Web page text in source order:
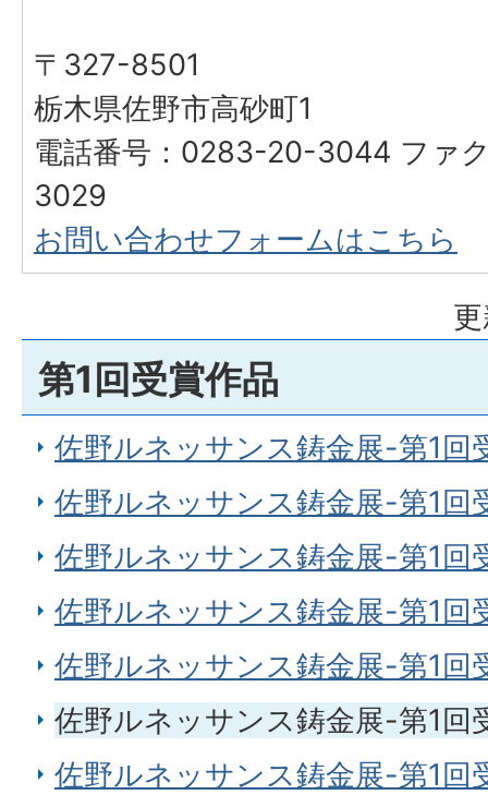
〒327-8501
栃木県佐野市高砂町1
電話番号：0283-20-3044 ファ
3029
お問い合わせフォームはこちら
第1回受賞作品
佐野ルネッサンス鋳金展-第1回
佐野ルネッサンス鋳金展-第1回
佐野ルネッサンス鋳金展-第1回
佐野ルネッサンス鋳金展-第1回
佐野ルネッサンス鋳金展-第1回
佐野ルネッサンス鋳金展-第1回
佐野ルネッサンス鋳金展-第1回